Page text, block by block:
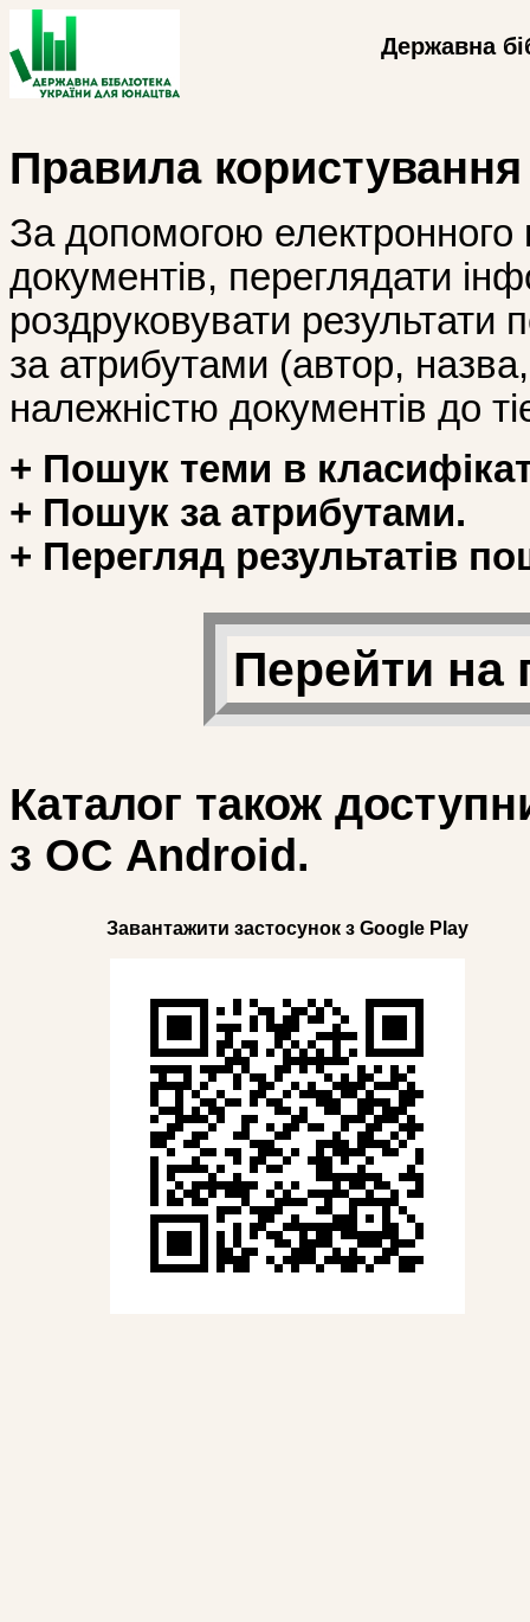
Державна
Правила
За допомогою
документів, переглядати
роздруковувати
за атрибутами (автор, назва,
належністю документів до
+ Пошук теми в
+ Пошук за атрибутами.
+ Перегляд результатів
Перейти на
Каталог також
з ОС Android.
Завантажити застосунок з Google Play